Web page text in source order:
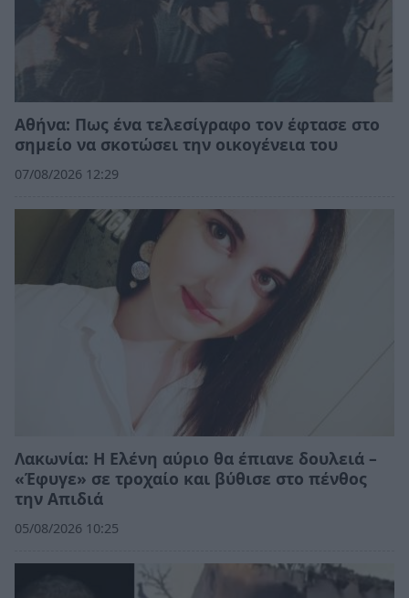
Αθήνα: Πως ένα τελεσίγραφο τον έφτασε στο
σημείο να σκοτώσει την οικογένεια του
07/08/2026 12:29
Λακωνία: Η Ελένη αύριο θα έπιανε δουλειά –
«Έφυγε» σε τροχαίο και βύθισε στο πένθος
την Απιδιά
05/08/2026 10:25